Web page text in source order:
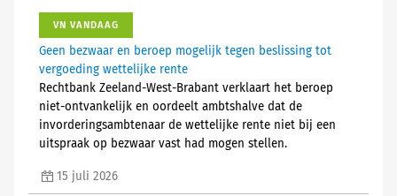
VN VANDAAG
Geen bezwaar en beroep mogelijk tegen beslissing tot
vergoeding wettelijke rente
Rechtbank Zeeland-West-Brabant verklaart het beroep
niet-ontvankelijk en oordeelt ambtshalve dat de
invorderingsambtenaar de wettelijke rente niet bij een
uitspraak op bezwaar vast had mogen stellen.
15 juli 2026